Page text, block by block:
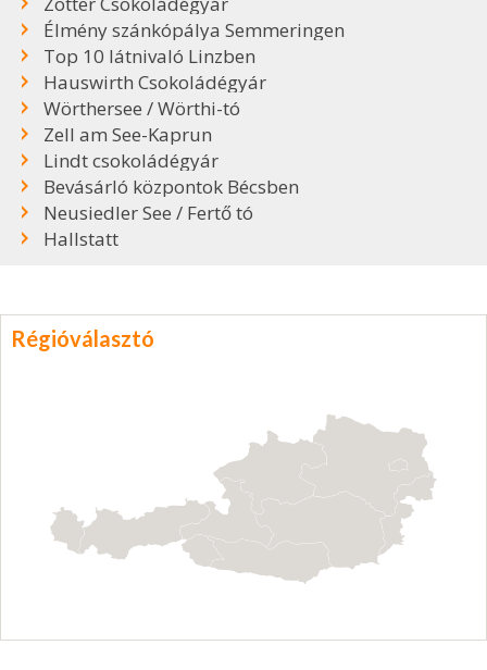
Élmény szánkópálya Semmeringen
Top 10 látnivaló Linzben
Hauswirth Csokoládégyár
Wörthersee / Wörthi-tó
Zell am See-Kaprun
Lindt csokoládégyár
Bevásárló központok Bécsben
Neusiedler See / Fertő tó
Hallstatt
Régióválasztó